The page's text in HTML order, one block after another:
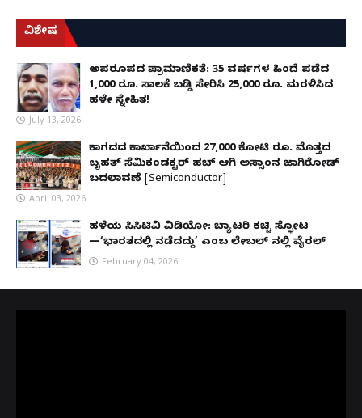
ವಿಶೇಷ
ಅಪರೂಪದ ಪ್ರಾಮಾಣಿಕತೆ: 35 ವರ್ಷಗಳ ಹಿಂದೆ ಪಡೆದ
1,000 ರೂ. ಸಾಲಕ್ಕೆ ಬಡ್ಡಿ ಸೇರಿಸಿ 25,000 ರೂ. ಮರಳಿಸಿದ
ಹಳೇ ಸ್ನೇಹಿತ!
July 13, 2026
ಕಾಗದದ ಕಾರ್ಖಾನೆಯಿಂದ 27,000 ಕೋಟಿ ರೂ. ಮೊತ್ತದ
ಬೃಹತ್ ಸೆಮಿಕಂಡಕ್ಟರ್ ಹಬ್ ಆಗಿ ಅಸ್ಸಾಂನ ಜಾಗಿರೋಡ್
ಬದಲಾವಣೆ [Semiconductor]
April 03, 2026
ಹಳೆಯ ಸಿಸಿಟಿವಿ ವಿಡಿಯೋ: ಬ್ಯಾಟರಿ ಕಚ್ಚಿ ಸ್ಫೋಟ
—‘ಭಾರತದಲ್ಲಿ ನಡೆದದ್ದು’ ಎಂಬ ಲೇಬಲ್ ನಲ್ಲಿ ವೈರಲ್
February 04, 2026